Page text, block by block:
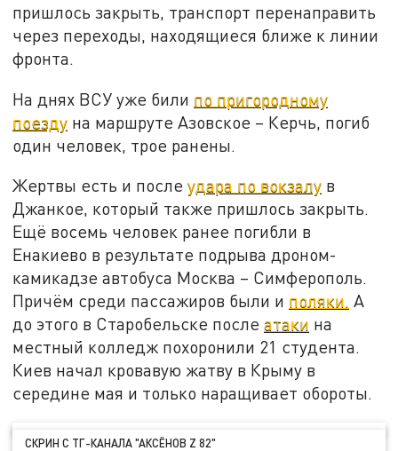
пришлось закрыть, транспорт перенаправить
через переходы, находящиеся ближе к линии
фронта.
На днях ВСУ уже били по пригородному
поезду на маршруте Азовское – Керчь, погиб
один человек, трое ранены.
Жертвы есть и послеудара по вокзалу в
Джанкое, который также пришлось закрыть.
Ещё восемь человек ранее погибли в
Енакиево в результате подрыва дроном-
камикадзе автобуса Москва – Симферополь.
Причём среди пассажиров были и поляки. А
до этого в Старобельске послеатаки на
местный колледж похоронили 21 студента.
Киев начал кровавую жатву в Крыму в
середине мая и только наращивает обороты.
СКРИН С ТГ-КАНАЛА "АКСЁНОВ Z 82"